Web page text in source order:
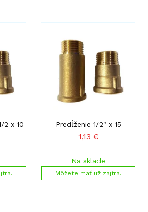
2 x 10 Predĺženie 1/2" x 15
1,13 €
Na sklade
Môžete mať už zajtra.